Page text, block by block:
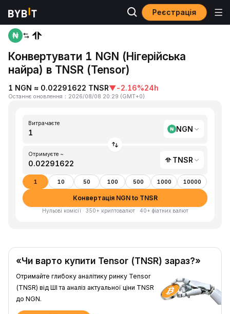
Реєстрація
Головна
Конвертувати 1 NGN (Нігерійська
найра) в TNSR (Tensor)
1 NGN ≈ 0.02291622 TNSR▼-2.16%24h
Останнє оновлення ： 2026/08/08 20:29 (GMT+0)
Витрачаєте
NGN
Отримуєте ~
TNSR
1 10 50 100 500 1000 10000
Конвертація NGN to TNSR
Нульові комісії · 350+ криптовалют · 40+ фіатних валют
«Чи варто купити Tensor (TNSR) зараз?»
Отримайте глибоку аналітику ринку Tensor
(TNSR) від ШІ та аналіз актуальної ціни TNSR
до NGN.